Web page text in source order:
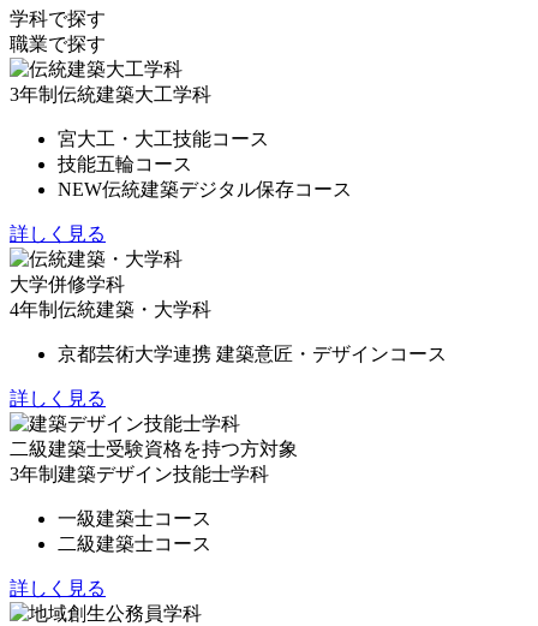
学科で探す
職業で探す
3年制 伝統建築大工学科
宮大工・大工技能コース
技能五輪コース
NEW伝統建築デジタル保存コース
詳しく見る
大学併修学科
4年制 伝統建築・大学科
京都芸術大学連携 建築意匠・デザインコース
詳しく見る
二級建築士受験資格を持つ方対象
3年制 建築デザイン技能士学科
一級建築士コース
二級建築士コース
詳しく見る